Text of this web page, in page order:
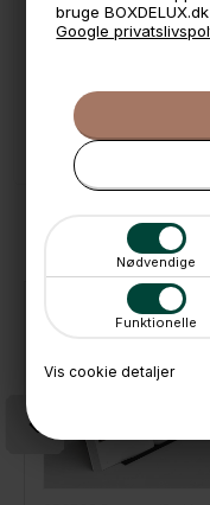
bruge
Google
Nødvendige
Funktionelle
Vis cookie detaljer
📦 Fragtfri v. køb over
📱 Kundeservice
Kundeservice